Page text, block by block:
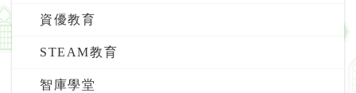
資優教育
STEAM教育
智庫學堂